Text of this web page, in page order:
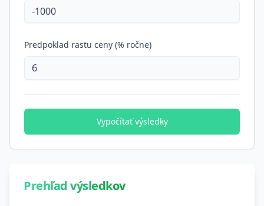
Predpoklad rastu ceny (% ročne)
Vypočítať výsledky
Prehľad výsledkov